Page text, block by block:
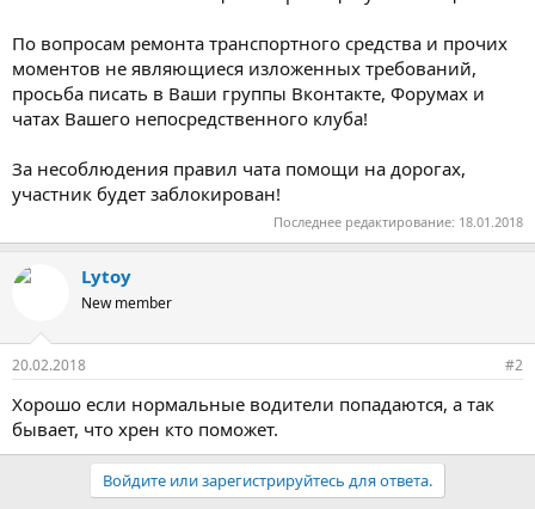
По вопросам ремонта транспортного средства и прочих
моментов не являющиеся изложенных требований,
просьба писать в Ваши группы Вконтакте, Форумах и
чатах Вашего непосредственного клуба!
За несоблюдения правил чата помощи на дорогах,
участник будет заблокирован!
Последнее редактирование: 18.01.2018
Lytoy
New member
20.02.2018 #2
Хорошо если нормальные водители попадаются, а так
бывает, что хрен кто поможет.
Войдите или зарегистрируйтесь для ответа.